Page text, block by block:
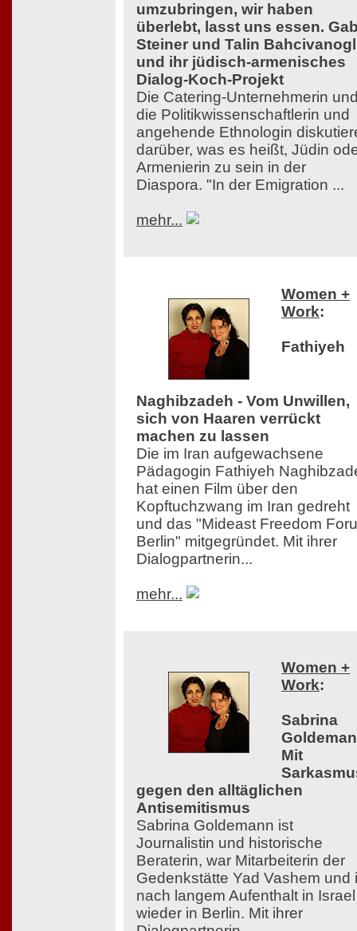
umzubringen, wir haben
überlebt, lasst uns essen.
Steiner und Talin
und ihr jüdisch-armenisches
Dialog-Koch-Projekt
Die Catering-Unternehmerin
die Politikwissenschaftlerin und
angehende Ethnologin
darüber, was es heißt, Jüdin
Armenierin zu sein in der
Diaspora. "In der Emigration ...
mehr...
Women +
Work:
Fathiyeh
Naghibzadeh - Vom Unwillen,
sich von Haaren verrückt
machen zu lassen
Die im Iran aufgewachsene
Pädagogin Fathiyeh
hat einen Film über den
Kopftuchzwang im Iran gedreht
und das "Mideast Freedom
Berlin" mitgegründet. Mit ihrer
Dialogpartnerin...
mehr...
Women +
Work:
Sabrina
Mit
gegen den alltäglichen
Antisemitismus
Sabrina Goldemann ist
Journalistin und historische
Beraterin, war Mitarbeiterin der
Gedenkstätte Yad Vashem und
nach langem Aufenthalt in Israel
wieder in Berlin. Mit ihrer